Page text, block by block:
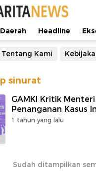
Arus Kebenaran
Daerah Headline
Tentang Kami
sinurat
GAMKI Kritik
Penanganan Kasus
1 tahun yang lalu
Sudah ditampilkan